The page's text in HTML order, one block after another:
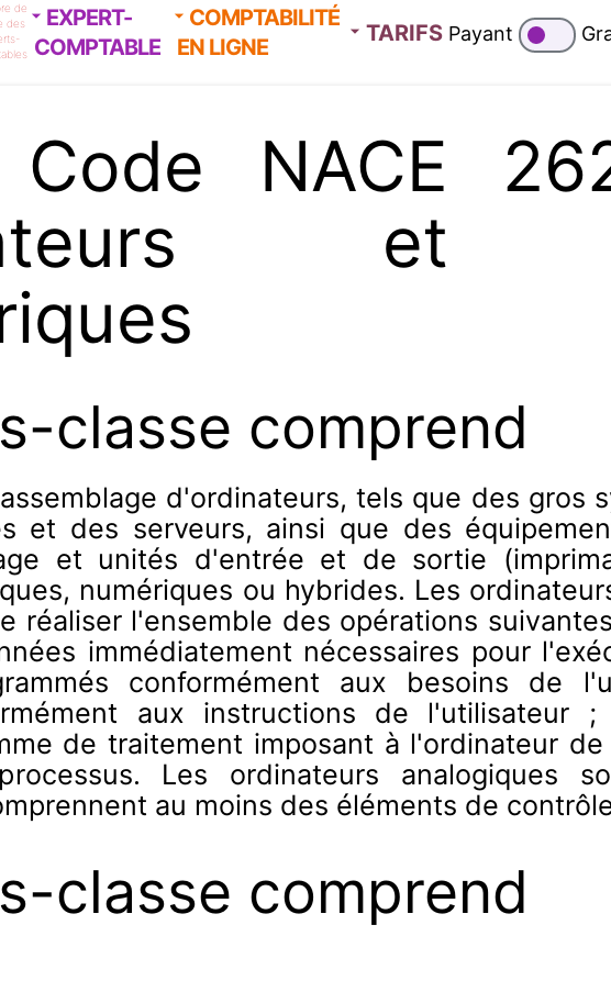
de
des
EXPERT-
COMPTABLE
COMPTABILITÉ
EN LIGNE
TARIFS Payant
NACE
et
classe comprend
d'ordinateurs, tels que des gros
et des serveurs, ainsi que des
et unités d'entrée et de sortie
numériques ou hybrides. Les
réaliser l'ensemble des opérations
immédiatement nécessaires pour
conformément aux besoins de
aux instructions de l'utilisateur
de traitement imposant à l'ordinateur
Les ordinateurs analogiques
au moins des éléments de
classe comprend